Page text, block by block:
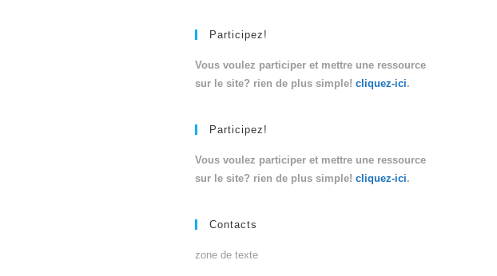
Participez!
Vous voulez participer et mettre une ressource
sur le site? rien de plus simple! cliquez-ici.
Participez!
Vous voulez participer et mettre une ressource
sur le site? rien de plus simple! cliquez-ici.
Contacts
zone de texte